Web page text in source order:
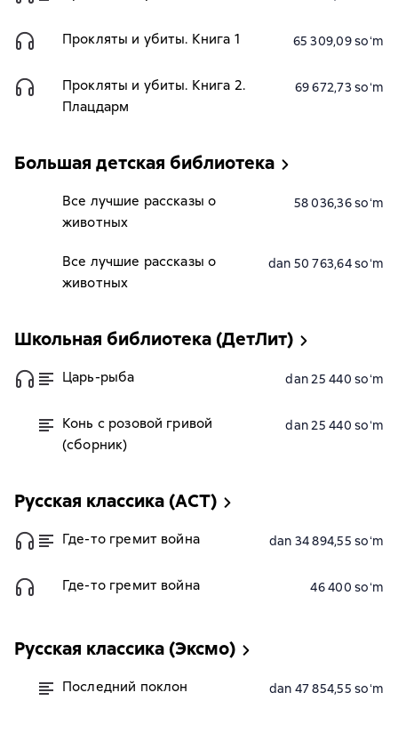
Прокляты и убиты. Книга 1 65 309,09 soʻm
Прокляты и убиты. Книга 2.
Плацдарм
69 672,73 soʻm
Большая детская библиотека
Все лучшие рассказы о
животных
58 036,36 soʻm
Все лучшие рассказы о
животных
dan 50 763,64 soʻm
Школьная библиотека (ДетЛит)
Царь-рыба dan 25 440 soʻm
Конь с розовой гривой
(сборник)
dan 25 440 soʻm
Русская классика (АСТ)
Где-то гремит война dan 34 894,55 soʻm
Где-то гремит война 46 400 soʻm
Русская классика (Эксмо)
Последний поклон dan 47 854,55 soʻm